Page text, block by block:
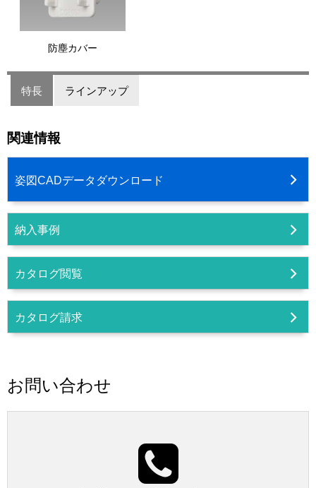
防塵カバー
特長 ラインアップ
関連情報
姿図CADデータダウンロード
納入事例
カタログ閲覧
カタログ請求
お問い合わせ